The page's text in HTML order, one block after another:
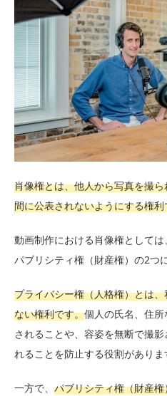
肖像権とは、他人から写真を撮
間に公表されないようにする権利
動画制作における肖像権として
パブリシティ権（財産権）の2つ
プライバシー権（人格権）とは
ない権利です。個人の氏名、住
されることや、容姿を無断で撮
れることを防止する役割がありま
一方で、 パブリシティ権（財産